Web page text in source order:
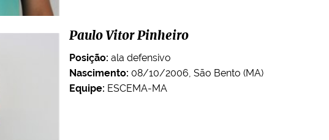
Paulo Vitor Pinheiro
Posição: ala defensivo
Nascimento: 08/10/2006, São Bento (MA)
Equipe: ESCEMA-MA